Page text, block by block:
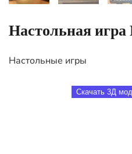
Настольная
Настольные игры
Скачать 3Д